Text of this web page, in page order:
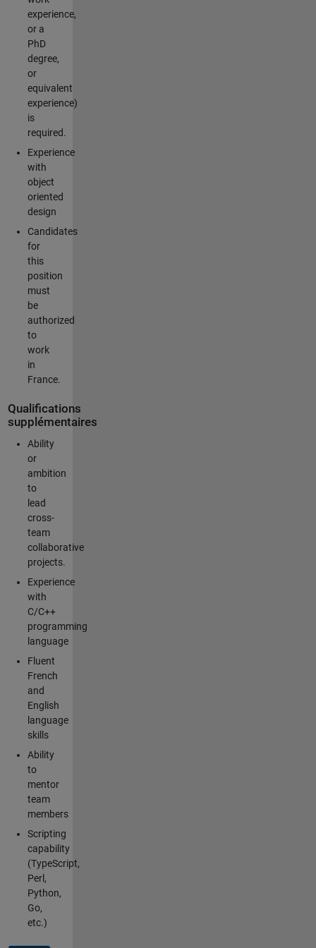
experience,
or a
PhD
degree,
or
equivalent
experience)
is
required.
Experience
with
object
oriented
design
Candidates
for
this
position
must
be
authorized
to
work
in
France.
Qualifications
supplémentaires
Ability
or
ambition
to
lead
cross-
team
collaborative
projects.
Experience
with
C/C++
programming
language
Fluent
French
and
English
language
skills
Ability
to
mentor
team
members
Scripting
capability
(TypeScript,
Perl,
Python,
Go,
etc.)